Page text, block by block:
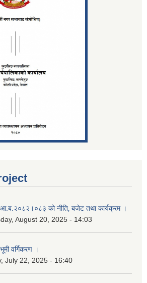
को नीति‚ बजेट तथा कार्यक्रम ।
August 20, 2025 - 14:03
वर्गिकरण ।
July 22, 2025 - 16:40